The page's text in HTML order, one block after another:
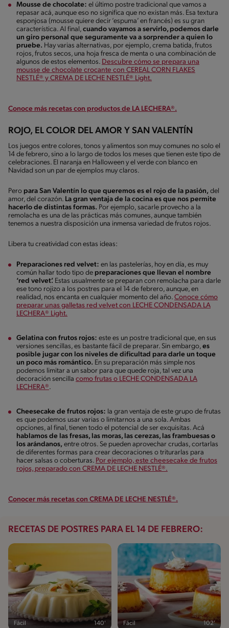
Mousse de chocolate: el último postre tradicional que vamos a
repasar acá, aunque eso no significa que no existan más. Esa textura
esponjosa (mousse quiere decir ‘espuma’ en francés) es su gran
característica. Al final, cuando vayamos a servirlo, podemos darle
un giro personal que seguramente va a sorprender a quien lo
pruebe. Hay varias alternativas, por ejemplo, crema batida, frutos
rojos, frutos secos, una hoja fresca de menta o una combinación de
algunos de estos elementos. Descubre cómo se prepara una
mousse de chocolate crocante con CEREAL CORN FLAKES
NESTLÉ® y CREMA DE LECHE NESTLÉ® Light.
Conoce más recetas con productos de LA LECHERA®.
ROJO, EL COLOR DEL AMOR Y SAN VALENTÍN
Los juegos entre colores, tonos y alimentos son muy comunes no solo el
14 de febrero, sino a lo largo de todos los meses que tienen este tipo de
celebraciones. El naranja en Halloween y el verde con blanco en
Navidad son un par de ejemplos muy claros.
Pero para San Valentín lo que queremos es el rojo de la pasión, del
amor, del corazón. La gran ventaja de la cocina es que nos permite
hacerlo de distintas formas. Por ejemplo, sacarle provecho a la
remolacha es una de las prácticas más comunes, aunque también
tenemos a nuestra disposición una inmensa variedad de frutos rojos.
Libera tu creatividad con estas ideas:
Preparaciones red velvet: en las pastelerías, hoy en día, es muy
común hallar todo tipo de preparaciones que llevan el nombre
‘red velvet’. Estas usualmente se preparan con remolacha para darle
ese tono rojizo a los postres para el 14 de febrero, aunque, en
realidad, nos encanta en cualquier momento del año. Conoce cómo
preparar unas galletas red velvet con LECHE CONDENSADA LA
LECHERA® Light.
Gelatina con frutos rojos: este es un postre tradicional que, en sus
versiones sencillas, es bastante fácil de preparar. Sin embargo, es
posible jugar con los niveles de dificultad para darle un toque
un poco más romántico. En su preparación más simple nos
podemos limitar a un sabor para que quede roja, tal vez una
decoración sencilla como frutas o LECHE CONDENSADA LA
LECHERA®.
Cheesecake de frutos rojos: la gran ventaja de este grupo de frutas
es que podemos usar varias o limitarnos a una sola. Ambas
opciones, al final, tienen todo el potencial de ser exquisitas. Acá
hablamos de las fresas, las moras, las cerezas, las frambuesas o
los arándanos, entre otros. Se pueden aprovechar crudas, cortarlas
de diferentes formas para crear decoraciones o triturarlas para
hacer salsas o coberturas. Por ejemplo, este cheesecake de frutos
rojos, preparado con CREMA DE LECHE NESTLÉ®.
Conocer más recetas con CREMA DE LECHE NESTLÉ®.
RECETAS DE POSTRES PARA EL 14 DE FEBRERO:
Fácil 140' Fácil 102'